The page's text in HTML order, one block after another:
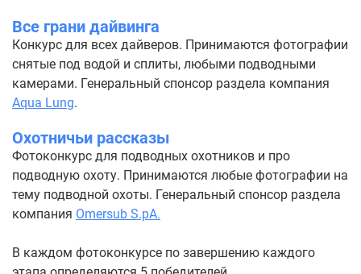
Все грани дайвинга
Конкурс для всех дайверов. Принимаются фотографии
снятые под водой и сплиты, любыми подводными
камерами. Генеральный спонсор раздела компания
Aqua Lung.
Охотничьи рассказы
Фотоконкурс для подводных охотников и про
подводную охоту. Принимаются любые фотографии на
тему подводной охоты. Генеральный спонсор раздела
компания Omersub S.pA.
В каждом фотоконкурсе по завершению каждого